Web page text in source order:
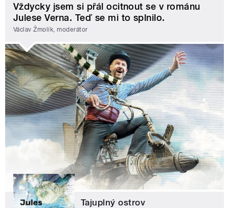
Vždycky jsem si přál ocitnout se v románu
Julese Verna. Teď se mi to splnilo.
Václav Žmolík, moderátor
Tajuplný ostrov